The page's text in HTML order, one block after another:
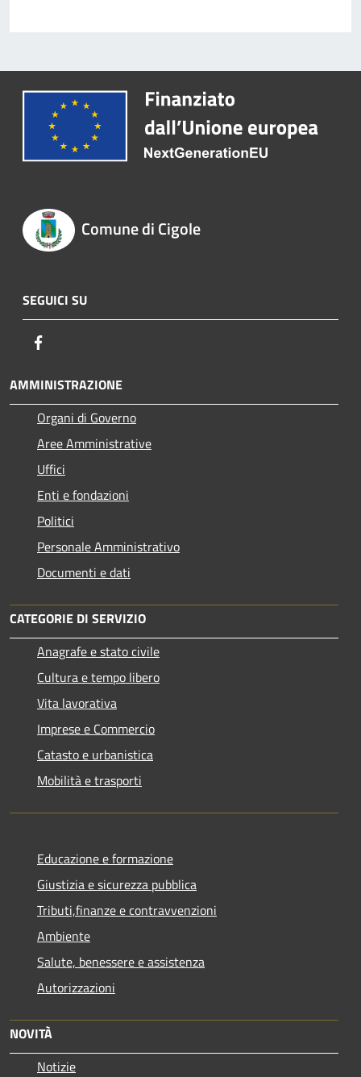
Comune di Cigole
SEGUICI SU
AMMINISTRAZIONE
Organi di Governo
Aree Amministrative
Uffici
Enti e fondazioni
Politici
Personale Amministrativo
Documenti e dati
CATEGORIE DI SERVIZIO
Anagrafe e stato civile
Cultura e tempo libero
Vita lavorativa
Imprese e Commercio
Catasto e urbanistica
Mobilità e trasporti
Educazione e formazione
Giustizia e sicurezza pubblica
Tributi,finanze e contravvenzioni
Ambiente
Salute, benessere e assistenza
Autorizzazioni
NOVITÀ
Notizie